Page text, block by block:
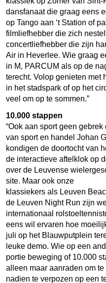
dansfanaat die graag eens
op Tango aan ‘t Station of
filmliefhebber die zich
concertliefhebber die zijn
Air in Heverlee. Wie graag
in M, PARCUM als op de
terecht. Volop genieten met
in het stadspark of op het
veel om op te sommen.”
10.000 stappen
“Ook aan sport geen
van sport en handel Johan
kondigen de doortocht van
de interactieve aftelklok op
over de Leuvense
site. Maar ook onze
klassiekers als Leuven
de Leuven Night Run zijn
internationaal
eens wil ervaren hoe
juli op het Blauwputplein
leuke demo. Wie op een
portie beweging of 10.000
alleen maar aanraden om
nadien te verpozen op een